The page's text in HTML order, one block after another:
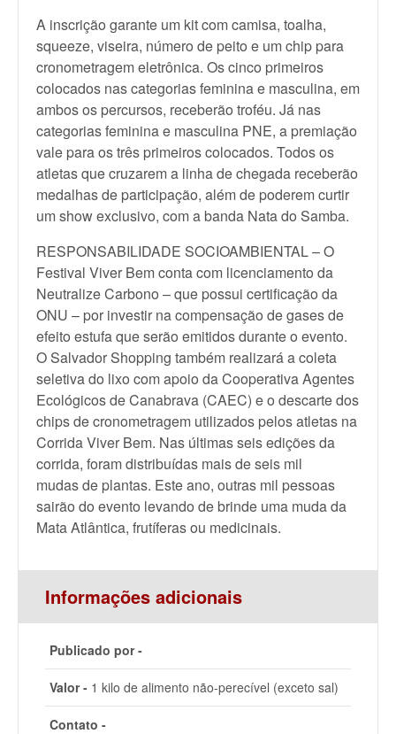
A inscrição garante um kit com camisa, toalha,
squeeze, viseira, número de peito e um chip para
cronometragem eletrônica. Os cinco primeiros
colocados nas categorias feminina e masculina, em
ambos os percursos, receberão troféu. Já nas
categorias feminina e masculina PNE, a premiação
vale para os três primeiros colocados. Todos os
atletas que cruzarem a linha de chegada receberão
medalhas de participação, além de poderem curtir
um show exclusivo, com a banda Nata do Samba.
RESPONSABILIDADE SOCIOAMBIENTAL – O
Festival Viver Bem conta com licenciamento da
Neutralize Carbono – que possui certificação da
ONU – por investir na compensação de gases de
efeito estufa que serão emitidos durante o evento.
O Salvador Shopping também realizará a coleta
seletiva do lixo com apoio da Cooperativa Agentes
Ecológicos de Canabrava (CAEC) e o descarte dos
chips de cronometragem utilizados pelos atletas na
Corrida Viver Bem. Nas últimas seis edições da
corrida, foram distribuídas mais de seis mil
mudas de plantas. Este ano, outras mil pessoas
sairão do evento levando de brinde uma muda da
Mata Atlântica, frutíferas ou medicinais.
Informações adicionais
Publicado por -
Valor - 1 kilo de alimento não-perecível (exceto sal)
Contato -